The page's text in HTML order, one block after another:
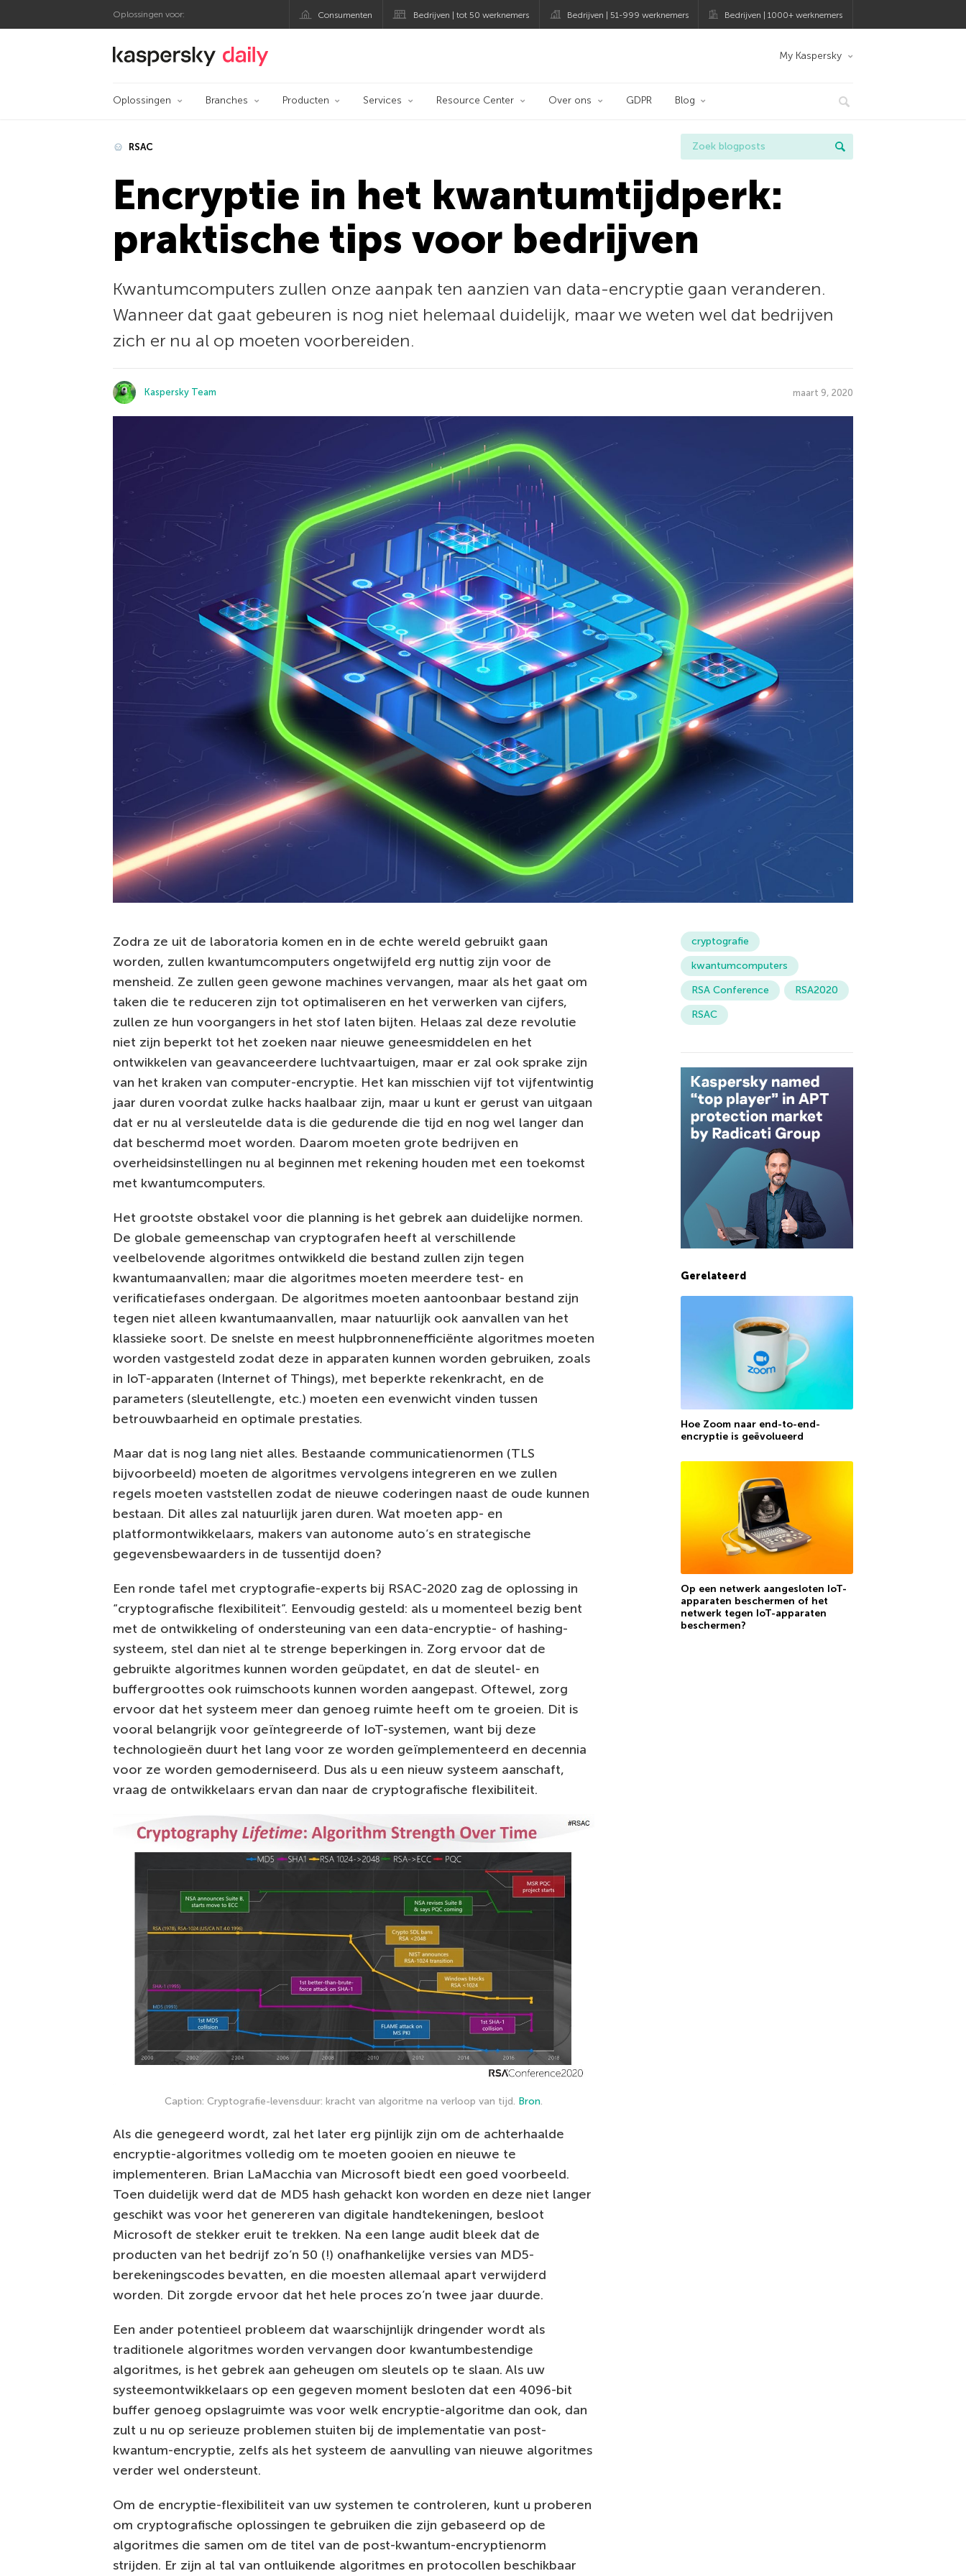
Oplossingen voor: Consumenten Bedrijven | tot 50 werknemers Bedrijven | 51-999 werknemers Bedrijven | 1000+ werknemers
Kaspersky official blog My Kaspersky
Oplossingen Branches Producten Services Resource Center Over ons GDPR Blog
RSAC
Encryptie in het kwantumtijdperk:
praktische tips voor bedrijven
Kwantumcomputers zullen onze aanpak ten aanzien van data-encryptie gaan veranderen.
Wanneer dat gaat gebeuren is nog niet helemaal duidelijk, maar we weten wel dat bedrijven
zich er nu al op moeten voorbereiden.
Kaspersky Team maart 9, 2020
Zodra ze uit de laboratoria komen en in de echte wereld gebruikt gaan
worden, zullen kwantumcomputers ongetwijfeld erg nuttig zijn voor de
mensheid. Ze zullen geen gewone machines vervangen, maar als het gaat om
taken die te reduceren zijn tot optimaliseren en het verwerken van cijfers,
zullen ze hun voorgangers in het stof laten bijten. Helaas zal deze revolutie
niet zijn beperkt tot het zoeken naar nieuwe geneesmiddelen en het
ontwikkelen van geavanceerdere luchtvaartuigen, maar er zal ook sprake zijn
van het kraken van computer-encryptie. Het kan misschien vijf tot vijfentwintig
jaar duren voordat zulke hacks haalbaar zijn, maar u kunt er gerust van uitgaan
dat er nu al versleutelde data is die gedurende die tijd en nog wel langer dan
dat beschermd moet worden. Daarom moeten grote bedrijven en
overheidsinstellingen nu al beginnen met rekening houden met een toekomst
met kwantumcomputers.
Het grootste obstakel voor die planning is het gebrek aan duidelijke normen.
De globale gemeenschap van cryptografen heeft al verschillende
veelbelovende algoritmes ontwikkeld die bestand zullen zijn tegen
kwantumaanvallen; maar die algoritmes moeten meerdere test- en
verificatiefases ondergaan. De algoritmes moeten aantoonbaar bestand zijn
tegen niet alleen kwantumaanvallen, maar natuurlijk ook aanvallen van het
klassieke soort. De snelste en meest hulpbronnenefficiënte algoritmes moeten
worden vastgesteld zodat deze in apparaten kunnen worden gebruiken, zoals
in IoT-apparaten (Internet of Things), met beperkte rekenkracht, en de
parameters (sleutellengte, etc.) moeten een evenwicht vinden tussen
betrouwbaarheid en optimale prestaties.
Maar dat is nog lang niet alles. Bestaande communicatienormen (TLS
bijvoorbeeld) moeten de algoritmes vervolgens integreren en we zullen
regels moeten vaststellen zodat de nieuwe coderingen naast de oude kunnen
bestaan. Dit alles zal natuurlijk jaren duren. Wat moeten app- en
platformontwikkelaars, makers van autonome auto’s en strategische
gegevensbewaarders in de tussentijd doen?
Een ronde tafel met cryptografie-experts bij RSAC-2020 zag de oplossing in
“cryptografische flexibiliteit”. Eenvoudig gesteld: als u momenteel bezig bent
met de ontwikkeling of ondersteuning van een data-encryptie- of hashing-
systeem, stel dan niet al te strenge beperkingen in. Zorg ervoor dat de
gebruikte algoritmes kunnen worden geüpdatet, en dat de sleutel- en
buffergroottes ook ruimschoots kunnen worden aangepast. Oftewel, zorg
ervoor dat het systeem meer dan genoeg ruimte heeft om te groeien. Dit is
vooral belangrijk voor geïntegreerde of IoT-systemen, want bij deze
technologieën duurt het lang voor ze worden geïmplementeerd en decennia
voor ze worden gemoderniseerd. Dus als u een nieuw systeem aanschaft,
vraag de ontwikkelaars ervan dan naar de cryptografische flexibiliteit.
Caption: Cryptografie-levensduur: kracht van algoritme na verloop van tijd. Bron.
Als die genegeerd wordt, zal het later erg pijnlijk zijn om de achterhaalde
encryptie-algoritmes volledig om te moeten gooien en nieuwe te
implementeren. Brian LaMacchia van Microsoft biedt een goed voorbeeld.
Toen duidelijk werd dat de MD5 hash gehackt kon worden en deze niet langer
geschikt was voor het genereren van digitale handtekeningen, besloot
Microsoft de stekker eruit te trekken. Na een lange audit bleek dat de
producten van het bedrijf zo’n 50 (!) onafhankelijke versies van MD5-
berekeningscodes bevatten, en die moesten allemaal apart verwijderd
worden. Dit zorgde ervoor dat het hele proces zo’n twee jaar duurde.
Een ander potentieel probleem dat waarschijnlijk dringender wordt als
traditionele algoritmes worden vervangen door kwantumbestendige
algoritmes, is het gebrek aan geheugen om sleutels op te slaan. Als uw
systeemontwikkelaars op een gegeven moment besloten dat een 4096-bit
buffer genoeg opslagruimte was voor welk encryptie-algoritme dan ook, dan
zult u nu op serieuze problemen stuiten bij de implementatie van post-
kwantum-encryptie, zelfs als het systeem de aanvulling van nieuwe algoritmes
verder wel ondersteunt.
Om de encryptie-flexibiliteit van uw systemen te controleren, kunt u proberen
om cryptografische oplossingen te gebruiken die zijn gebaseerd op de
algoritmes die samen om de titel van de post-kwantum-encryptienorm
strijden. Er zijn al tal van ontluikende algoritmes en protocollen beschikbaar
cryptografie
kwantumcomputers
RSA Conference
RSA2020
RSAC
Gerelateerd
Hoe Zoom naar end-to-end-
encryptie is geëvolueerd
Op een netwerk aangesloten IoT-
apparaten beschermen of het
netwerk tegen IoT-apparaten
beschermen?